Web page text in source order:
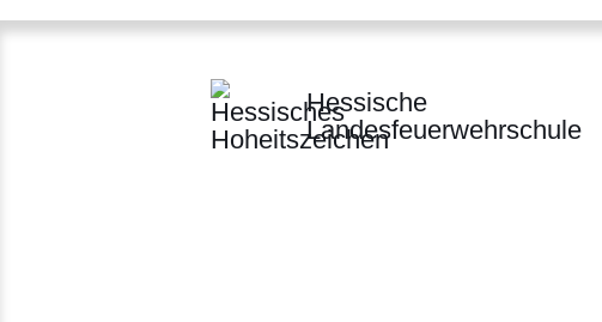
Hessische
Landesfeuerwehrschule